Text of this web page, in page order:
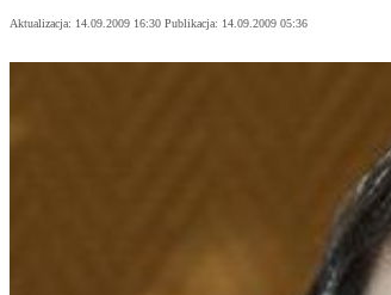
Aktualizacja: 14.09.2009 16:30 Publikacja: 14.09.2009 05:36